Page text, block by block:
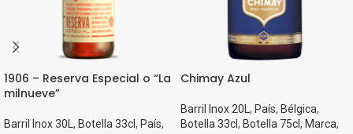
1906 – Reserva Especial o “La
milnueve”
Barril Inox 30L , Botella 33cl, País,
Chimay Azul
Barril Inox 20L , País, Bélgica,
Botella 33cl, Botella 75cl, Marca,